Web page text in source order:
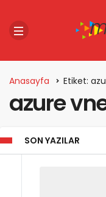
Anasayfa Etiket:
azure
SON YAZILAR